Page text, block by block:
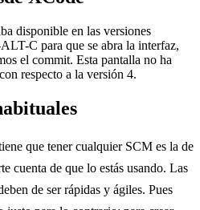
disponible en las versiones
C para que se abra la interfaz,
el commit. Esta pantalla no ha
respecto a la versión 4.
que tener cualquier SCM es la de
cuenta de que lo estás usando. Las
de ser rápidas y ágiles. Pues